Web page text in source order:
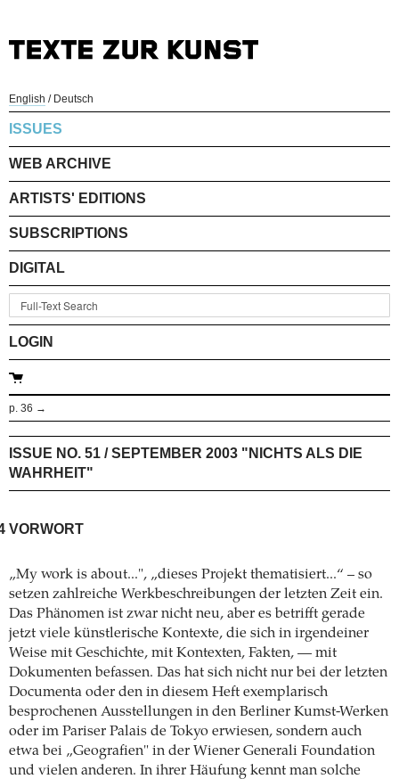
English / Deutsch
ISSUES
WEB ARCHIVE
ARTISTS' EDITIONS
SUBSCRIPTIONS
DIGITAL
LOGIN
p. 36 →
ISSUE NO. 51 / SEPTEMBER 2003 "NICHTS ALS DIE
WAHRHEIT"
VORWORT
„My work is about...", „dieses Projekt thematisiert...“ – so
setzen zahlreiche Werkbeschreibungen der letzten Zeit ein.
Das Phänomen ist zwar nicht neu, aber es betrifft gerade
jetzt viele künstlerische Kontexte, die sich in irgendeiner
Weise mit Geschichte, mit Kontexten, Fakten, — mit
Dokumenten befassen. Das hat sich nicht nur bei der letzten
Documenta oder den in diesem Heft exemplarisch
besprochenen Ausstellungen in den Berliner Kumst-Werken
oder im Pariser Palais de Tokyo erwiesen, sondern auch
etwa bei „Geografien" in der Wiener Generali Foundation
und vielen anderen. In ihrer Häufung kennt man solche